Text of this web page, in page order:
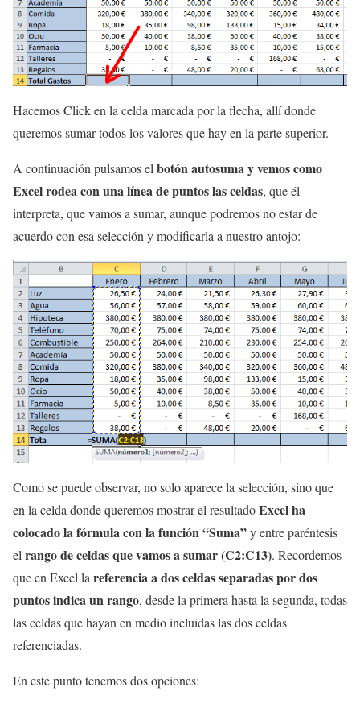
Hacemos Click en la celda marcada por la flecha, allí donde
queremos sumar todos los valores que hay en la parte superior.
A continuación pulsamos el botón autosuma y vemos como
Excel rodea con una línea de puntos las celdas, que él
interpreta, que vamos a sumar, aunque podremos no estar de
acuerdo con esa selección y modificarla a nuestro antojo:
Como se puede observar, no solo aparece la selección, sino que
en la celda donde queremos mostrar el resultadoExcel ha
colocado la fórmula con la función “Suma”y entre paréntesis
el rango de celdas que vamos a sumar (C2:C13). Recordemos
que en Excel la referencia a dos celdas separadas por dos
puntos indica un rango, desde la primera hasta la segunda, todas
las celdas que hayan en medio incluidas las dos celdas
referenciadas.
En este punto tenemos dos opciones: